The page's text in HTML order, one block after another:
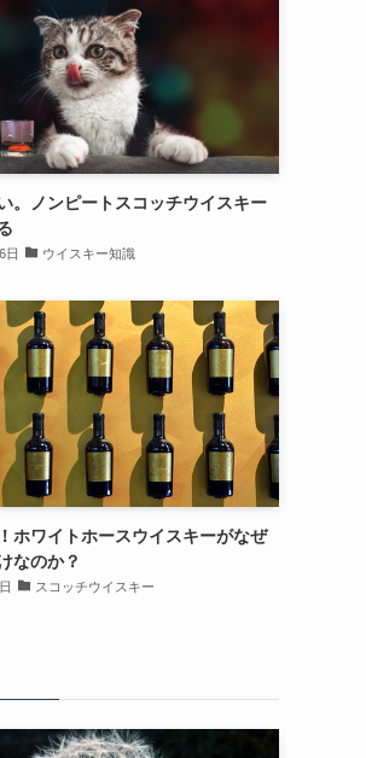
。ノンピートスコッチウイスキー
日 ウイスキー知識
ホワイトホースウイスキーがなぜ
なのか？
スコッチウイスキー